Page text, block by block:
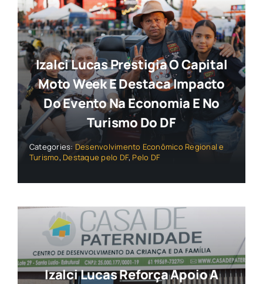
Izalci Lucas Prestigia O Capital
Moto Week E Destaca Impacto
Do Evento Na Economia E No
Turismo Do DF
Categories: Desenvolvimento Econômico Regional e
Turismo, Destaque pelo DF, Pelo DF
Izalci Lucas Reforça Apoio A